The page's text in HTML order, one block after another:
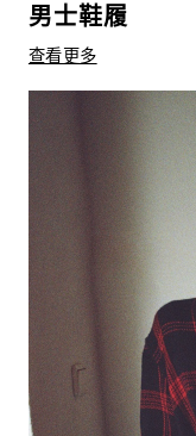
男士鞋履
查看更多